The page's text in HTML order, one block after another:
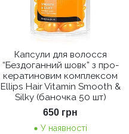
Капсули для волосся
“Бездоганний шовк” з про-
кератиновим комплексом
Ellips Hair Vitamin Smooth &
Silky (баночка 50 шт)
650 грн
У наявності